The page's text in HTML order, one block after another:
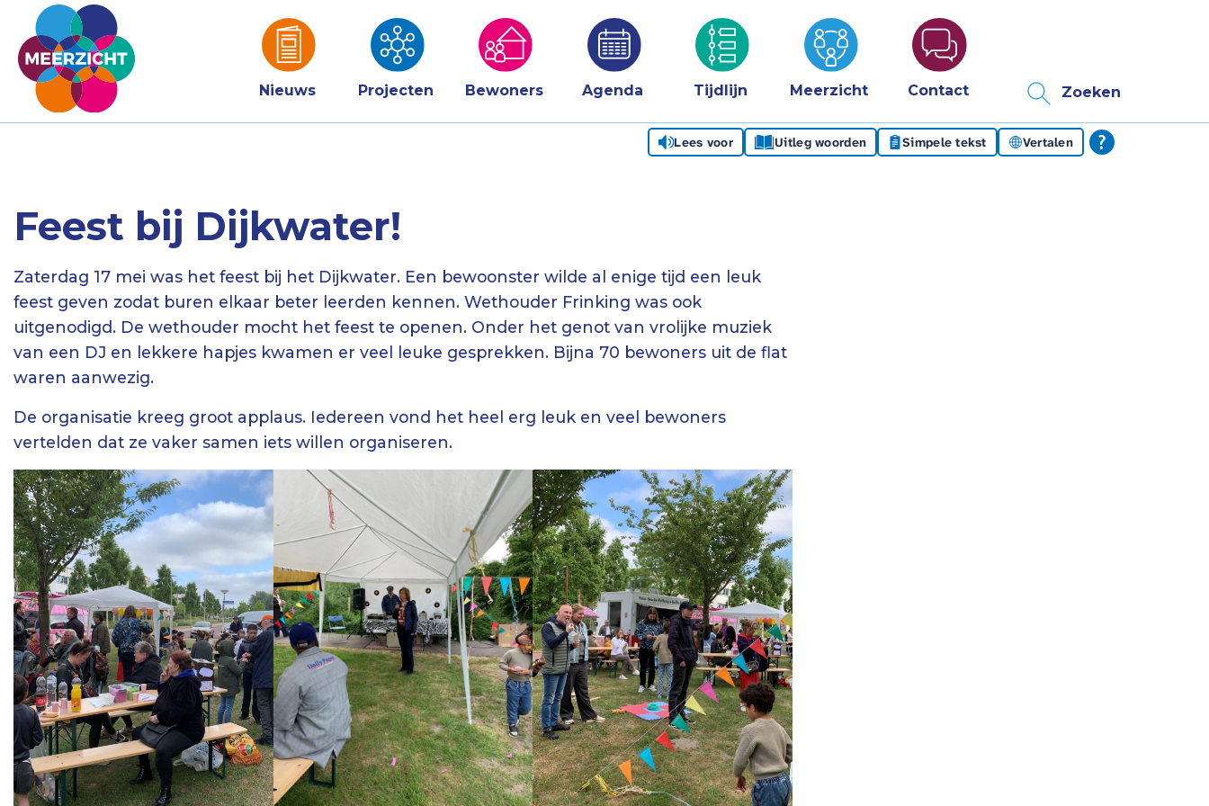
Nieuws Projecten Bewoners Agenda Tijdlijn Meerzicht Contact Zoeken
Lees voor Uitleg woorden Simpele tekst Vertalen
Feest bij Dijkwater!
Zaterdag 17 mei was het feest bij het Dijkwater. Een bewoonster wilde al enige tijd een leuk
feest geven zodat buren elkaar beter leerden kennen. Wethouder Frinking was ook
uitgenodigd. De wethouder mocht het feest te openen. Onder het genot van vrolijke muziek
van een DJ en lekkere hapjes kwamen er veel leuke gesprekken. Bijna 70 bewoners uit de flat
waren aanwezig.
De organisatie kreeg groot applaus. Iedereen vond het heel erg leuk en veel bewoners
vertelden dat ze vaker samen iets willen organiseren.